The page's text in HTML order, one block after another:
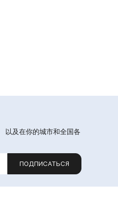
以及在你的城市和全国各
ПОДПИСАТЬСЯ